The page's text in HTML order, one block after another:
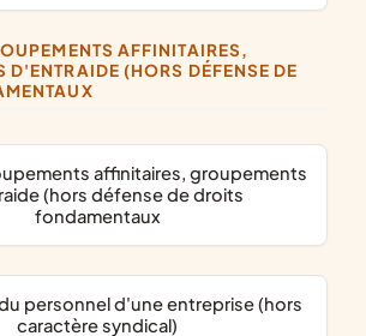
D'ENTRAIDE (HORS DÉFENSE DE
(hors défense de droits
fondamentaux
caractère syndical)